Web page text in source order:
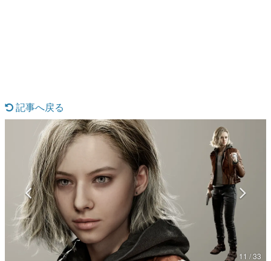
カテゴリ
特集記事
マンガ
女性向け
アプリレビュー
その他
記事へ戻る
11 / 33